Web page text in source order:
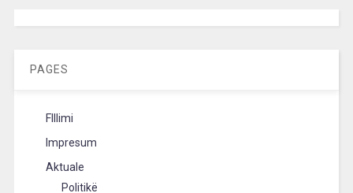
PAGES
FIllimi
Impresum
Aktuale
Politikë